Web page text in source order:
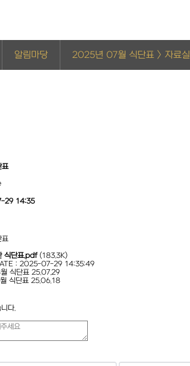
알림마당 2025년 07월 식단표 > 자료실
29 14:35
식단표.pdf(183.3K)
: 2025-07-29 14:35:49
식단표 25.07.29
식단표 25.06.18
다.